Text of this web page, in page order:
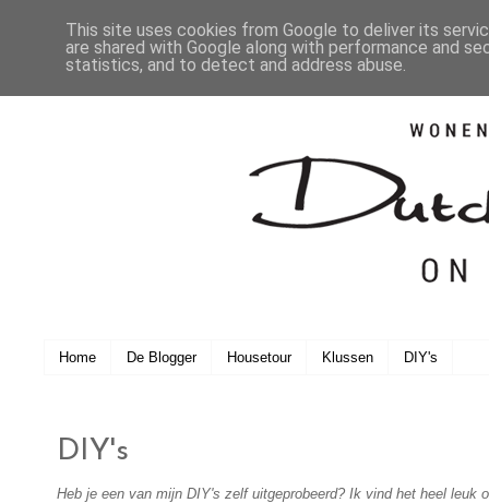
Home De Blogger Housetour Klussen DIY's
DIY's
Heb je een van mijn DIY's zelf uitgeprobeerd? Ik vind het heel leuk
This site uses cookies from Google to deliver its
are shared with Google along with performance and
statistics, and to detect and address abuse.